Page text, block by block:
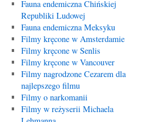
Fauna endemiczna Chińskiej
Republiki Ludowej
Fauna endemiczna Meksyku
Filmy kręcone w Amsterdamie
Filmy kręcone w Senlis
Filmy kręcone w Vancouver
Filmy nagrodzone Cezarem dla
najlepszego filmu
Filmy o narkomanii
Filmy w reżyserii Michaela